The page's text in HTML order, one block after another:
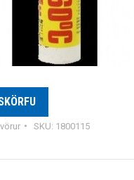
SKU: 1800115